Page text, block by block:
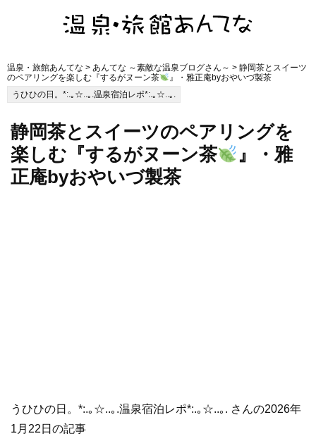
温泉・旅館あんてな > あんてな ～素敵な温泉ブログさん～ > 静岡茶とスイーツ
のペアリングを楽しむ『するがヌーン茶
』・雅正庵byおやいづ製茶
うひひの日。*:.｡☆..｡.温泉宿泊レポ*:.｡☆..｡.
静岡茶とスイーツのペアリングを
楽しむ『するがヌーン茶
』・雅
正庵byおやいづ製茶
うひひの日。*:.｡☆..｡.温泉宿泊レポ*:.｡☆..｡. さんの2026年
1月22日の記事